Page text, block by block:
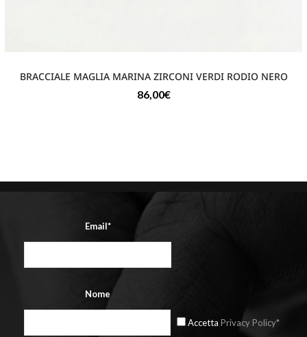
BRACCIALE MAGLIA MARINA ZIRCONI VERDI RODIO NERO
86,00€
Email*
Nome
Accetta Privacy Policy*